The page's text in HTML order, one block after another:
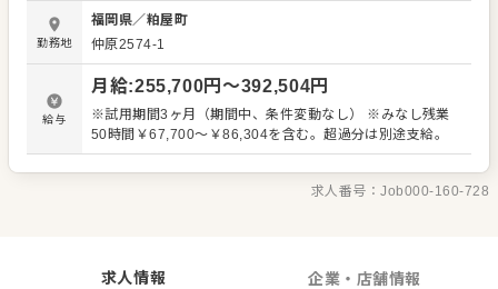
にその先の未来として、店舗運営のプロとして店舗責任者
やエリアやブランドのマネージャーとして活躍頂くだけで
なく、マーケティング・商品企画・調達といった店舗運営
を支える部署や、人事・財務経理といった企業経営を支え
る機能を担う部署で外食企業のより幅広い知識や経験を積
むこともできます。 【具体的には…】 ・仕込みから盛り付
けまでの調理全般 ・仕入れや在庫管理などキッチンの管理
フの教育 ・洗浄や清掃など衛生管理 ・料理長の補助 ・新
勤務地
福岡県／粕屋町
仲原2574-1
給与
月給:255,700円〜392,504円
※試用期間3ヶ月（期間中、条件変動なし） ※みなし残業
50時間￥67,700～￥86,304を含む。超過分は別途支給。
求人番号：Job000-160-728
求人情報 企業・店舗情報